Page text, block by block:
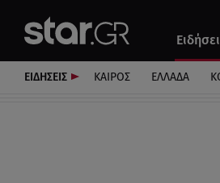
ΕΙΔΗΣΕΙΣ ΚΑΙΡΟΣ ΕΛΛΑΔΑ